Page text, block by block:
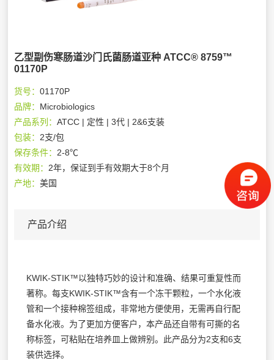
乙型副伤寒肠道沙门氏菌肠道亚种 ATCC® 8759™
01170P
货号：01170P
品牌： Microbiologics
产品系列：ATCC | 定性 | 3代 | 2&6支装
包装： 2支/包
保存条件： 2-8℃
有效期： 2年，保证到手有效期大于8个月
产地：美国
产品介绍
KWIK-STIK™以独特巧妙的设计和准确、结果可重复性而
著称。每支KWIK-STIK™含有一个冻干颗粒，一个水化液
管和一个接种棉签组成，非常地方便使用，无需再自行配
备水化液。为了更加方便客户，本产品还自带有可撕的名
称标签，可粘贴在培养皿上做辨别。此产品分为2支和6支
装供选择。